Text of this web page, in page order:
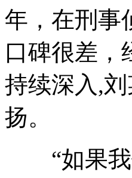
年，在刑事
口碑很差，
持续深入,
扬。
“如果我